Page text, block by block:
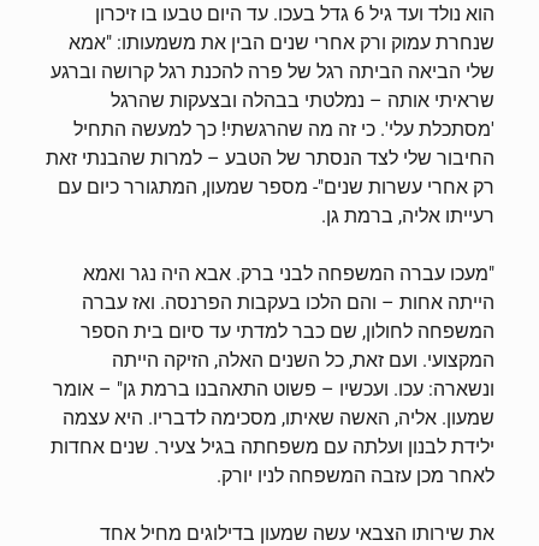
הוא נולד ועד גיל 6 גדל בעכו. עד היום טבעו בו זיכרון
שנחרת עמוק ורק אחרי שנים הבין את משמעותו: "אמא
שלי הביאה הביתה רגל של פרה להכנת רגל קרושה וברגע
שראיתי אותה – נמלטתי בבהלה ובצעקות שהרגל
'מסתכלת עלי'. כי זה מה שהרגשתי! כך למעשה התחיל
החיבור שלי לצד הנסתר של הטבע – למרות שהבנתי זאת
רק אחרי עשרות שנים"- מספר שמעון, המתגורר כיום עם
רעייתו אליה, ברמת גן.
"מעכו עברה המשפחה לבני ברק. אבא היה נגר ואמא
הייתה אחות – והם הלכו בעקבות הפרנסה. ואז עברה
המשפחה לחולון, שם כבר למדתי עד סיום בית הספר
המקצועי. ועם זאת, כל השנים האלה, הזיקה הייתה
ונשארה: עכו. ועכשיו – פשוט התאהבנו ברמת גן" – אומר
שמעון. אליה, האשה שאיתו, מסכימה לדבריו. היא עצמה
ילידת לבנון ועלתה עם משפחתה בגיל צעיר. שנים אחדות
לאחר מכן עזבה המשפחה לניו יורק.
את שירותו הצבאי עשה שמעון בדילוגים מחיל אחד